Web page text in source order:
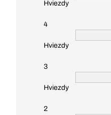
Hviezdy
4
Hviezdy
3
Hviezdy
2